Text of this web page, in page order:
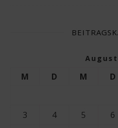
August
M D M D
3
4 5 6